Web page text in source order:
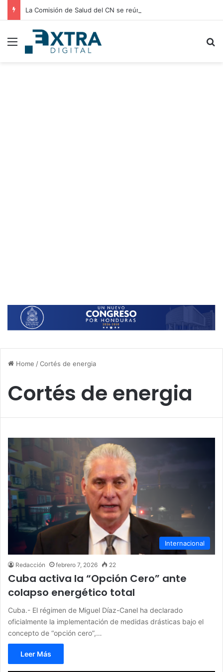
Menu
Home /Cortés de energia
Cortés de energia
Internacional
Redacción febrero 7, 2026 22
Cuba activa la “Opción Cero” ante
colapso energético total
Cuba.- El régimen de Miguel Díaz-Canel ha declarado
oficialmente la implementación de medidas drásticas bajo el
concepto de “opción cero”,…
Leer Más